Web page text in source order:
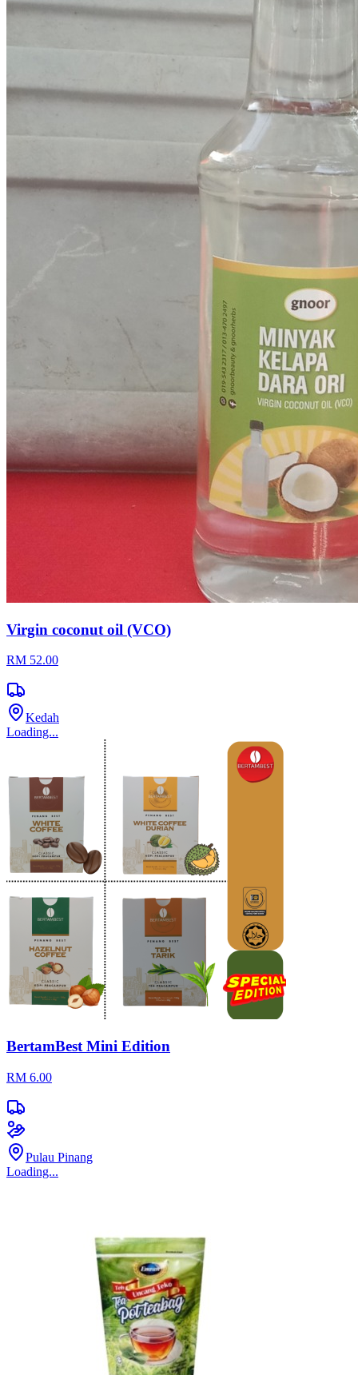
Virgin coconut oil (VCO)
RM 52.00
Kedah
Loading...
BertamBest Mini Edition
RM 6.00
Pulau Pinang
Loading...